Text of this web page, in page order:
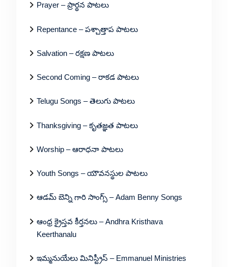
Prayer – ప్రార్థన పాటలు
Repentance – పశ్చాత్తాప పాటలు
Salvation – రక్షణ పాటలు
Second Coming – రాకడ పాటలు
Telugu Songs – తెలుగు పాటలు
Thanksgiving – కృతజ్ఞత పాటలు
Worship – ఆరాధనా పాటలు
Youth Songs – యౌవనస్థుల పాటలు
ఆడమ్ బెన్ని గారి సాంగ్స్ – Adam Benny Songs
ఆంధ్ర క్రైస్తవ కీర్తనలు – Andhra Kristhava
Keerthanalu
ఇమ్మనుయేలు మినిస్ట్రీస్ – Emmanuel Ministries